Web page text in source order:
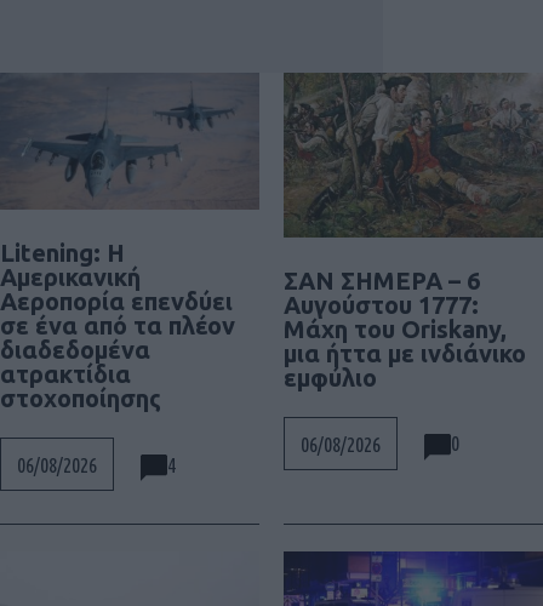
Litening: Η
Αμερικανική
Αεροπορία επενδύει
σε ένα από τα πλέον
διαδεδομένα
ατρακτίδια
στοχοποίησης
06/08/2026 4
ΣΑΝ ΣΗΜΕΡΑ – 6
Αυγούστου 1777:
Μάχη του Oriskany,
μια ήττα με ινδιάνικο
εμφύλιο
06/08/2026 0